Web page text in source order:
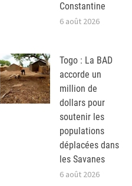
Constantine
6 août 2026
Togo : La BAD
accorde un
million de
dollars pour
soutenir les
populations
déplacées dans
les Savanes
6 août 2026